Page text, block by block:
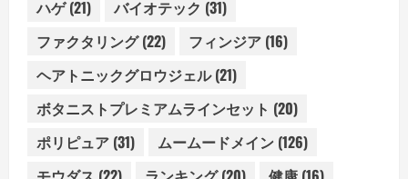
ハゲ(21) バイオテック (31)
ファクタリング(22) フィンジア (16)
ヘアトニックグロウジェル(21)
ボタニストプレミアムラインセット (20)
ポリピュア (31) ムームードメイン (126)